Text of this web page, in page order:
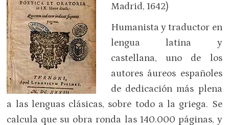
Madrid, 1642)
Humanista y traductor en
lengua latina y
castellana, uno de los
autores áureos españoles
de dedicación más plena
a las lenguas clásicas, sobre todo a la griega. Se
calcula que su obra ronda las 140.000 páginas, y